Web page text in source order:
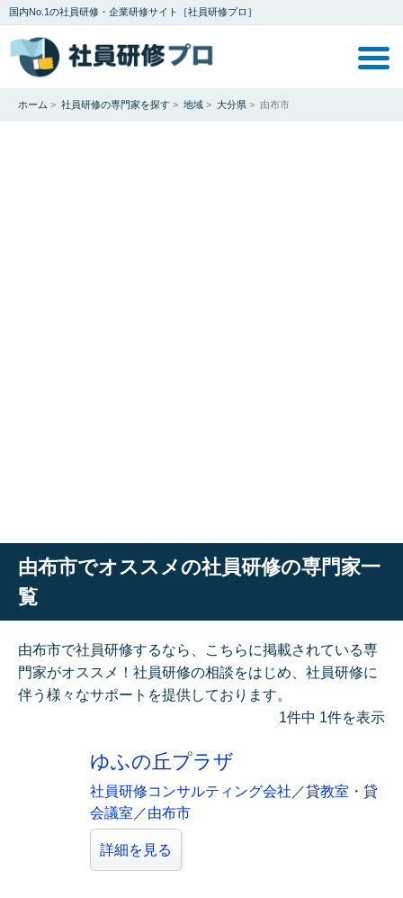
国内No.1の社員研修・企業研修サイト［社員研修プロ］
ホーム > 社員研修の専門家を探す > 地域 > 大分県 > 由布市
由布市でオススメの社員研修の専門家一
覧
由布市で社員研修するなら、こちらに掲載されている専
門家がオススメ！社員研修の相談をはじめ、社員研修に
伴う様々なサポートを提供しております。
1件中 1件を表示
ゆふの丘プラザ
社員研修コンサルティング会社 ／貸教室・貸
会議室 ／由布市
詳細を見る